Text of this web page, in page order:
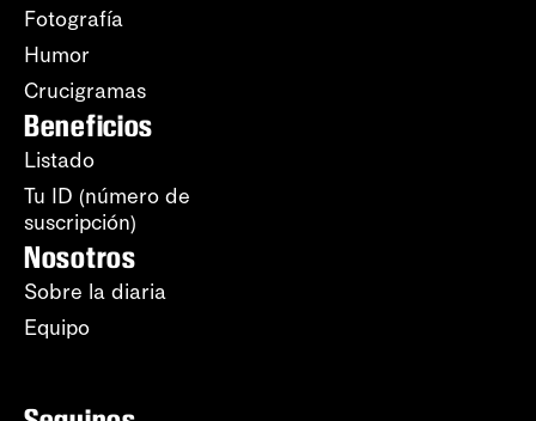
Fotografía
Humor
Crucigramas
Beneficios
Listado
Tu ID (número de
suscripción)
Nosotros
Sobre la diaria
Equipo